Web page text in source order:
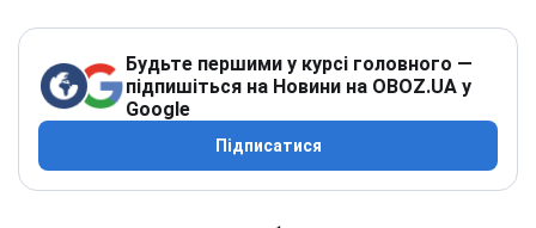
Будьте першими у курсі головного —
підпишіться на Новини на OBOZ.UA у
Google
Підписатися